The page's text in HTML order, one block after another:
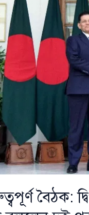
বৈঠক: